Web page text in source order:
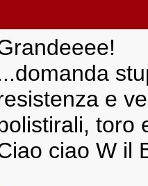
e
toro
ciao W il